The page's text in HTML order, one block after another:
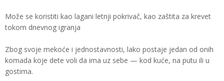
Može se koristiti kao lagani letnji pokrivač, kao zaštita za krevet
tokom dnevnog igranja
Zbog svoje mekoće i jednostavnosti, lako postaje jedan od onih
komada koje dete voli da ima uz sebe — kod kuće, na putu ili u
gostima.